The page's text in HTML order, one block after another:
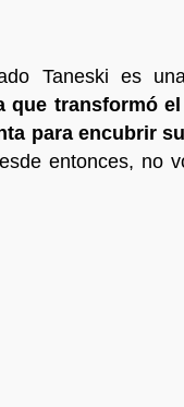
Taneski es
que transformó
para encubrir
entonces, no